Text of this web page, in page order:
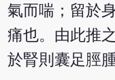
氣而喘；留於
痛也。由此推
於腎則囊足脛